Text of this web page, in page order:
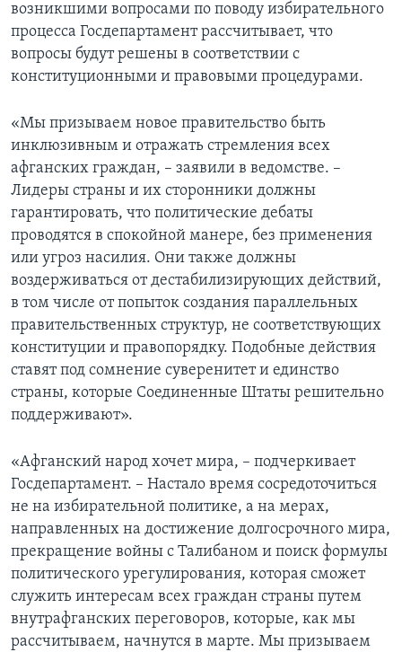
возникшими вопросами по поводу избирательного
процесса Госдепартамент рассчитывает, что
вопросы будут решены в соответствии с
конституционными и правовыми процедурами.
«Мы призываем новое правительство быть
инклюзивным и отражать стремления всех
афганских граждан, – заявили в ведомстве. –
Лидеры страны и их сторонники должны
гарантировать, что политические дебаты
проводятся в спокойной манере, без применения
или угроз насилия. Они также должны
воздерживаться от дестабилизирующих действий,
в том числе от попыток создания параллельных
правительственных структур, не соответствующих
конституции и правопорядку. Подобные действия
ставят под сомнение суверенитет и единство
страны, которые Соединенные Штаты решительно
поддерживают».
«Афганский народ хочет мира, – подчеркивает
Госдепартамент. – Настало время сосредоточиться
не на избирательной политике, а на мерах,
направленных на достижение долгосрочного мира,
прекращение войны с Талибаном и поиск формулы
политического урегулирования, которая сможет
служить интересам всех граждан страны путем
внутрафганских переговоров, которые, как мы
рассчитываем, начнутся в марте. Мы призываем